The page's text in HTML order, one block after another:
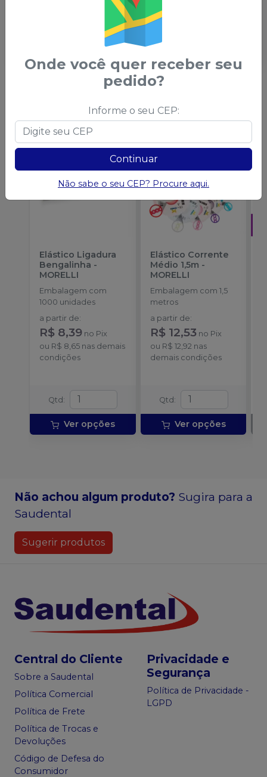
Marcação de linha média permanente nos arcos
superiores e inferiores.
Produzido em Aço Inoxidável 304 VAR com
desempenho comprovado em consultório.
desses
Elástico Ligadura
Bengalinha -
MORELLI
Embalagem com
1000 unidades
a partir de:
R$ 8,39 no Pix
ou R$ 8,65 nas demais
condições
Qtd :
Ver opções
Elástico Corrente
Médio 1,5m -
MORELLI
Embalagem com 1,5
metros
a partir de:
R$ 12,53 no Pix
ou R$ 12,92 nas
demais condições
Qtd :
Ver opções
Não achou algum produto? Sugira para a
Saudental
Sugerir produtos
Central do Cliente
Sobre a Saudental
Política Comercial
Política de Frete
Política de Trocas e
Devoluções
Código de Defesa do
Consumidor
Privacidade e
Segurança
Política de Privacidade -
LGPD
Onde você quer receber seu
pedido?
Informe o seu CEP:
Continuar
Não sabe o seu CEP? Procure aqui.